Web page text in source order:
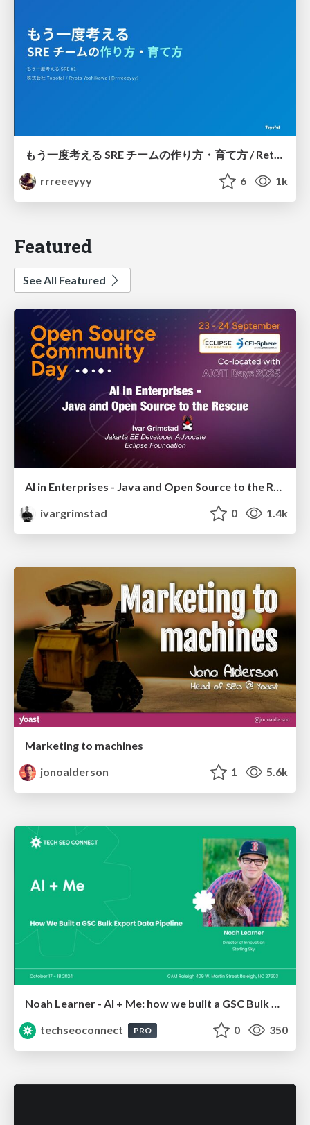
もう一度考える SRE チームの作り方・育て方 / Rethinking SRE #1: Building and Growing SRE Teams
rrreeeyyy
6 1k
Featured
See All Featured
AI in Enterprises - Java and Open Source to the Rescue
ivargrimstad
0 1.4k
Marketing to machines
jonoalderson
1 5.6k
Noah Learner - AI + Me: how we built a GSC Bulk Export data pipeline
techseoconnect
PRO 0 350